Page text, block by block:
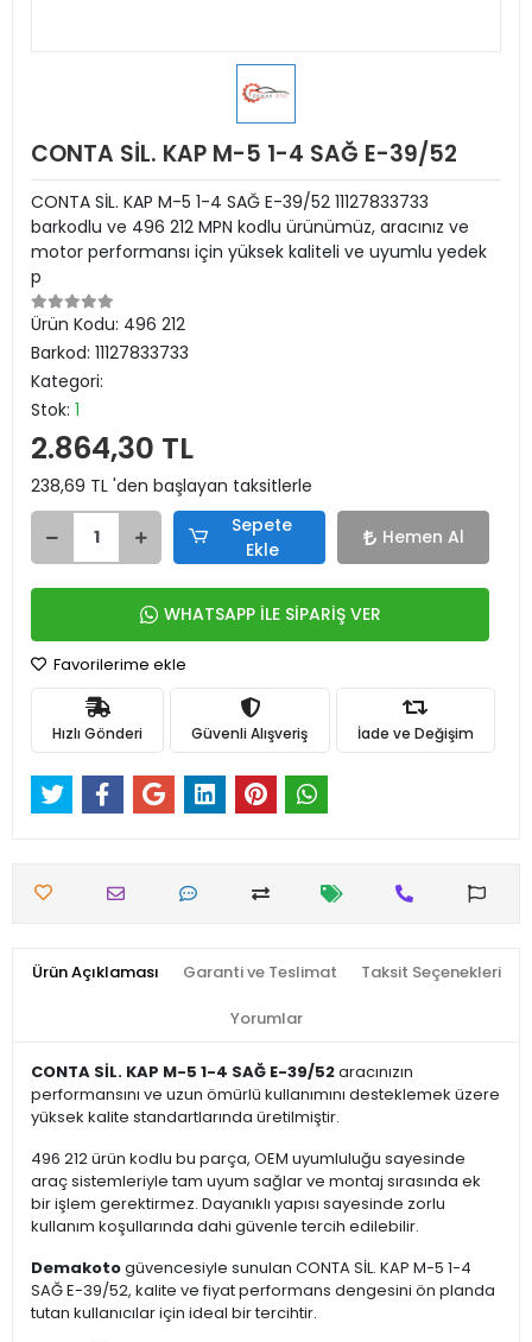
CONTA SİL. KAP M-5 1-4 SAĞ E-39/52
CONTA SİL. KAP M-5 1-4 SAĞ E-39/52 11127833733
barkodlu ve 496 212 MPN kodlu ürünümüz, aracınız ve
motor performansı için yüksek kaliteli ve uyumlu yedek
p
Ürün Kodu: 496 212
Barkod: 11127833733
Kategori:
Stok: 1
2.864,30 TL
238,69 TL 'den başlayan taksitlerle
Sepete
Ekle
Hemen Al
WHATSAPP İLE SİPARİŞ VER
Favorilerime ekle
Hızlı Gönderi Güvenli Alışveriş İade ve Değişim
Ürün Açıklaması Garanti ve Teslimat Taksit Seçenekleri
Yorumlar
CONTA SİL. KAP M-5 1-4 SAĞ E-39/52aracınızın
performansını ve uzun ömürlü kullanımını desteklemek üzere
yüksek kalite standartlarında üretilmiştir.
496 212 ürün kodlu bu parça, OEM uyumluluğu sayesinde
araç sistemleriyle tam uyum sağlar ve montaj sırasında ek
bir işlem gerektirmez. Dayanıklı yapısı sayesinde zorlu
kullanım koşullarında dahi güvenle tercih edilebilir.
Demakotogüvencesiyle sunulan CONTA SİL. KAP M-5 1-4
SAĞ E-39/52, kalite ve fiyat performans dengesini ön planda
tutan kullanıcılar için ideal bir tercihtir.